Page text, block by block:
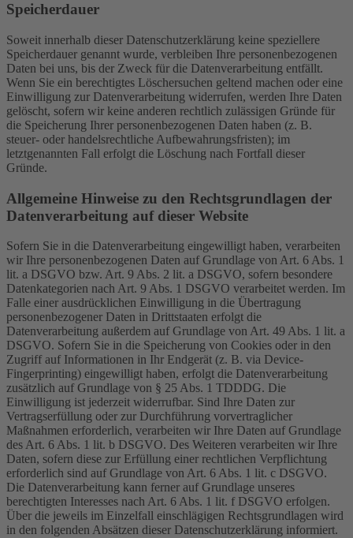
Speicherdauer
Soweit innerhalb dieser Datenschutzerklärung keine speziellere
Speicherdauer genannt wurde, verbleiben Ihre personenbezogenen
Daten bei uns, bis der Zweck für die Datenverarbeitung entfällt.
Wenn Sie ein berechtigtes Löschersuchen geltend machen oder eine
Einwilligung zur Datenverarbeitung widerrufen, werden Ihre Daten
gelöscht, sofern wir keine anderen rechtlich zulässigen Gründe für
die Speicherung Ihrer personenbezogenen Daten haben (z. B.
steuer- oder handelsrechtliche Aufbewahrungsfristen); im
letztgenannten Fall erfolgt die Löschung nach Fortfall dieser
Gründe.
Allgemeine Hinweise zu den Rechtsgrundlagen der
Datenverarbeitung auf dieser Website
Sofern Sie in die Datenverarbeitung eingewilligt haben, verarbeiten
wir Ihre personenbezogenen Daten auf Grundlage von Art. 6 Abs. 1
lit. a DSGVO bzw. Art. 9 Abs. 2 lit. a DSGVO, sofern besondere
Datenkategorien nach Art. 9 Abs. 1 DSGVO verarbeitet werden. Im
Falle einer ausdrücklichen Einwilligung in die Übertragung
personenbezogener Daten in Drittstaaten erfolgt die
Datenverarbeitung außerdem auf Grundlage von Art. 49 Abs. 1 lit. a
DSGVO. Sofern Sie in die Speicherung von Cookies oder in den
Zugriff auf Informationen in Ihr Endgerät (z. B. via Device-
Fingerprinting) eingewilligt haben, erfolgt die Datenverarbeitung
zusätzlich auf Grundlage von § 25 Abs. 1 TDDDG. Die
Einwilligung ist jederzeit widerrufbar. Sind Ihre Daten zur
Vertragserfüllung oder zur Durchführung vorvertraglicher
Maßnahmen erforderlich, verarbeiten wir Ihre Daten auf Grundlage
des Art. 6 Abs. 1 lit. b DSGVO. Des Weiteren verarbeiten wir Ihre
Daten, sofern diese zur Erfüllung einer rechtlichen Verpflichtung
erforderlich sind auf Grundlage von Art. 6 Abs. 1 lit. c DSGVO.
Die Datenverarbeitung kann ferner auf Grundlage unseres
berechtigten Interesses nach Art. 6 Abs. 1 lit. f DSGVO erfolgen.
Über die jeweils im Einzelfall einschlägigen Rechtsgrundlagen wird
in den folgenden Absätzen dieser Datenschutzerklärung informiert.